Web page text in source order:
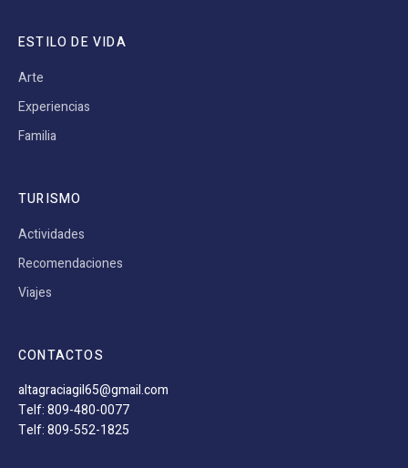
ESTILO DE VIDA
Arte
Experiencias
Familia
TURISMO
Actividades
Recomendaciones
Viajes
CONTACTOS
altagraciagil65@gmail.com
Telf: 809-480-0077
Telf: 809-552-1825